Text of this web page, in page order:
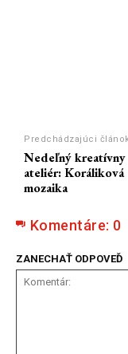
Predchádzajúci
Nedeľný kreatívny
ateliér: Koráliková
mozaika
Komentáre: 0
ZANECHAŤ ODPOVEĎ